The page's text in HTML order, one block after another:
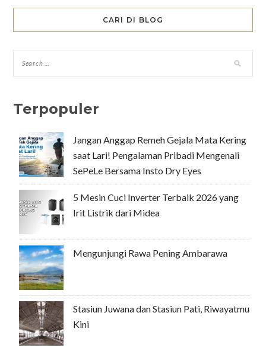
CARI DI BLOG
Terpopuler
Jangan Anggap Remeh Gejala Mata Kering
saat Lari! Pengalaman Pribadi Mengenali
SePeLe Bersama Insto Dry Eyes
5 Mesin Cuci Inverter Terbaik 2026 yang
Irit Listrik dari Midea
Mengunjungi Rawa Pening Ambarawa
Stasiun Juwana dan Stasiun Pati, Riwayatmu
Kini